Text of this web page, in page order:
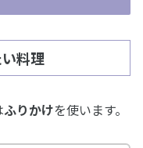
料理
ふりかけを使います。